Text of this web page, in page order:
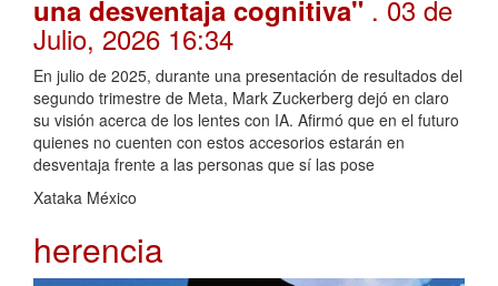
una desventaja cognitiva" . 03 de
Julio, 2026 16:34
En julio de 2025, durante una presentación de resultados del
segundo trimestre de Meta, Mark Zuckerberg dejó en claro
su visión acerca de los lentes con IA. Afirmó que en el futuro
quienes no cuenten con estos accesorios estarán en
desventaja frente a las personas que sí las pose
Xataka México
herencia